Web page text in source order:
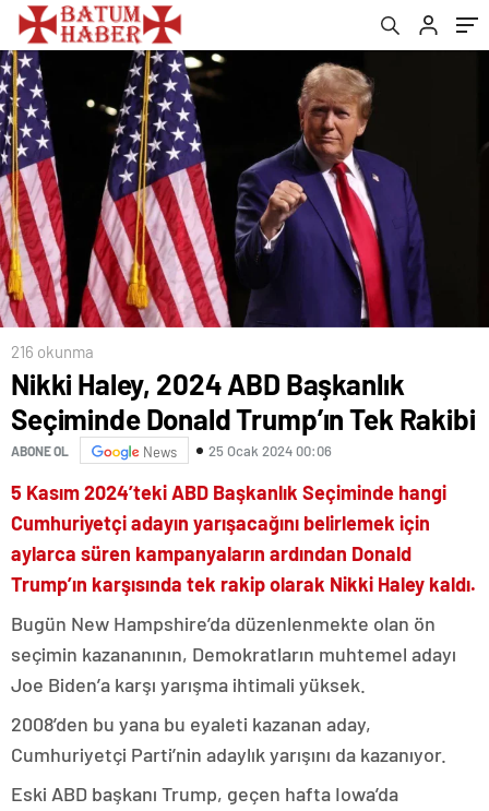
216 okunma
Nikki Haley, 2024 ABD Başkanlık
Seçiminde Donald Trump’ın Tek Rakibi
ABONE OL News 25 Ocak 2024 00:06
5 Kasım 2024’teki ABD Başkanlık Seçiminde hangi
Cumhuriyetçi adayın yarışacağını belirlemek için
aylarca süren kampanyaların ardından Donald
Trump’ın karşısında tek rakip olarak Nikki Haley kaldı.
Bugün New Hampshire’da düzenlenmekte olan ön
seçimin kazananının, Demokratların muhtemel adayı
Joe Biden’a karşı yarışma ihtimali yüksek.
2008’den bu yana bu eyaleti kazanan aday,
Cumhuriyetçi Parti’nin adaylık yarışını da kazanıyor.
Eski ABD başkanı Trump, geçen hafta Iowa’da